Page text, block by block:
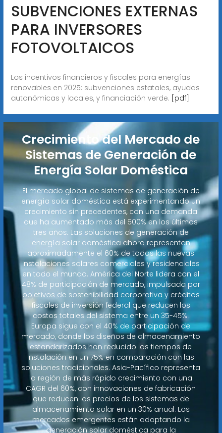
SUBVENCIONES EXTERNAS
PARA INVERSORES
FOTOVOLTAICOS
Los incentivos financieros y fiscales para energías
renovables en 2025: subvenciones estatales, ayudas
autonómicas y locales, y financiación verde. [pdf]
Crecimiento del Mercado de
Sistemas de Generación de
Energía Solar Doméstica
El mercado global de sistemas de generación de
energía solar doméstica está experimentando un
crecimiento sin precedentes, con una demanda
que ha aumentado más del 500% en los últimos
tres años. Las soluciones de generación de
energía solar doméstica ahora representan
aproximadamente el 60% de todas las nuevas
instalaciones solares comerciales y residenciales
en todo el mundo. América del Norte lidera con el
48% de participación de mercado, impulsada por
objetivos de sostenibilidad corporativa y créditos
fiscales de inversión federal que reducen los
costos totales del sistema entre un 35-45%.
Europa sigue con el 40% de participación de
mercado, donde los diseños de almacenamiento
estandarizados han reducido los tiempos de
instalación en un 75% en comparación con las
soluciones tradicionales. Asia-Pacífico representa
la región de más rápido crecimiento con una
CAGR del 60%, con innovaciones de fabricación
que reducen los precios de los sistemas de
almacenamiento solar en un 30% anual. Los
mercados emergentes están adoptando la
generación solar doméstica para la